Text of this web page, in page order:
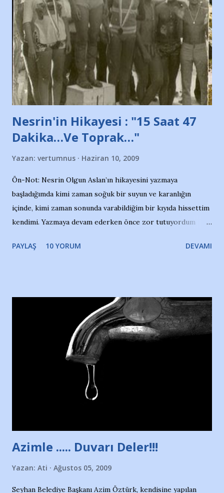
adına açıklama yapan şahsı muhterem(!) ''Açık ve net olarak
söylüyoruz. Bu son uyarımızdır. Bunun yanısıra, bu takımlara
ait tanıtıcı ilanların asılmasına izin veren Bursa Büyükşehir
Belediyesi ile mağazaların bulunduğu alışveriş merkezlerini
de kınıyoruz'' diye de eklemiş .. Blogumuzda okuduğum bu
yazının hemen ardından bu habe...
Nesrin'in Hikayesi : "15 Saat 47
Dakika…Ve Toprak…"
Yazan: vertumnus Haziran 10, 2009
Ön-Not: Nesrin Olgun Aslan’ın hikayesini yazmaya
başladığımda kimi zaman soğuk bir suyun ve karanlığın
içinde, kimi zaman sonunda varabildiğim bir kıyıda hissettim
kendimi. Yazmaya devam ederken önce zor tutuyordum
Yazımı, ağlayarak bitirebildim ancak…Kendisinin web
Nesrin’in Hikayesi’ne başlıyorum… 1964 Adana Yüzme
havuzunun kenarında 7 yaşında kara kuru bir kız çocuğu
duruyor. Havuzun içinde Adana Demirspor Kulübü
yüzücüleri. Erkekler çoğunlukta. Küçük kız etrafına bakıyor.
Sadece 4 kız çocuğu var. Nesrin, Adana Demirspor’un 4
kızından biri oluyor o gün…Giriyor havuza. 1973 – 1975
Adana Nesrin, 16 yaşında. Yüzüyor. 7 yaşında girdiği
Türkiye 3.lüğü var. 17 yaşında mar...
PAYLAŞ 10 YORUM DEVAMI
Azimle ..... Duvarı Deler!!!
Yazan: Ati Ağustos 05, 2009
Seyhan Belediye Başkanı Azim Öztürk, kendisine yapılan